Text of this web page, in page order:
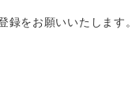
をお願いいたします。